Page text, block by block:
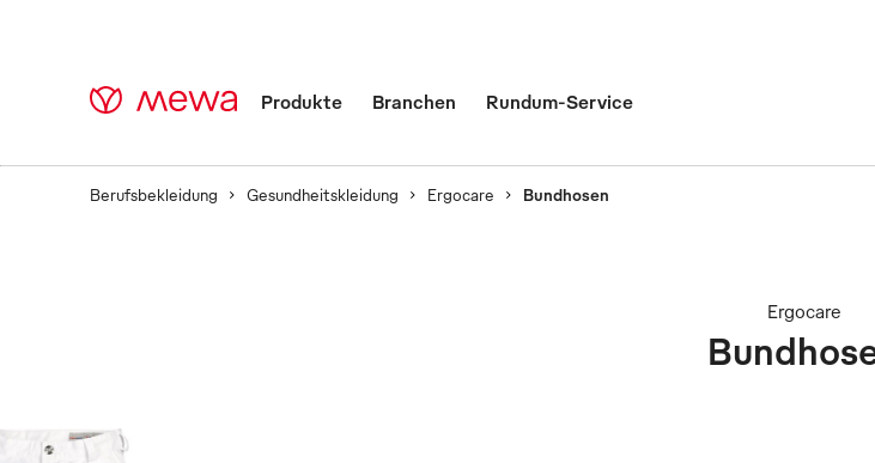
Produkte Branchen Rundum-Service
Berufsbekleidung Gesundheitskleidung Ergocare Bundhosen
Ergocare